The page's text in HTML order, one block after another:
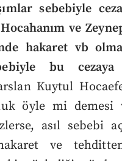
sebebiyle
ve
hakaret vb
bu
Kuytul
öyle mi demesi
asıl sebebi
ve